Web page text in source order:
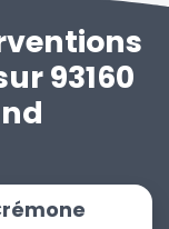
93160